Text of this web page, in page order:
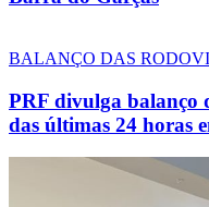
BALANÇO DAS
PRF divulga balanço
das últimas 24 horas